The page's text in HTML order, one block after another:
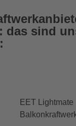
das sind
EET Lightmate